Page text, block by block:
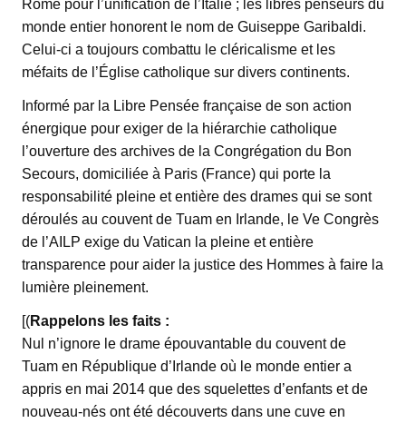
Rome pour l’unification de l’Italie ; les libres penseurs du
monde entier honorent le nom de Guiseppe Garibaldi.
Celui-ci a toujours combattu le cléricalisme et les
méfaits de l’Église catholique sur divers continents.
Informé par la Libre Pensée française de son action
énergique pour exiger de la hiérarchie catholique
l’ouverture des archives de la Congrégation du Bon
Secours, domiciliée à Paris (France) qui porte la
responsabilité pleine et entière des drames qui se sont
déroulés au couvent de Tuam en Irlande, le Ve Congrès
de l’AILP exige du Vatican la pleine et entière
transparence pour aider la justice des Hommes à faire la
lumière pleinement.
[(Rappelons les faits :
Nul n’ignore le drame épouvantable du couvent de
Tuam en République d’Irlande où le monde entier a
appris en mai 2014 que des squelettes d’enfants et de
nouveau-nés ont été découverts dans une cuve en